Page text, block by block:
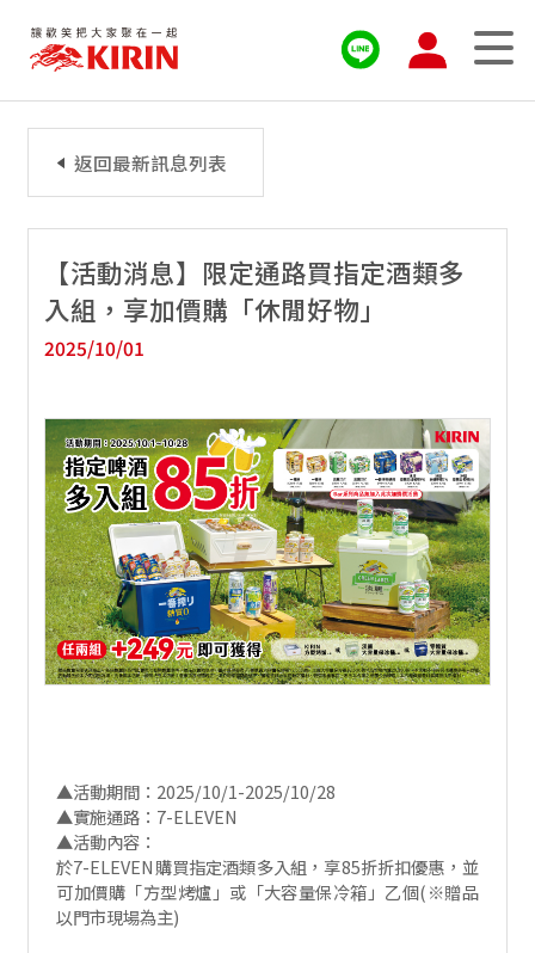
【活動消息】限定通路買指定酒類多
入組，享加價購「休閒好物」
2025/10/01
▲活動期間：2025/10/1-2025/10/28
▲實施通路：7-ELEVEN
▲活動內容：
於7-ELEVEN購買指定酒類多入組，享85折折扣優惠，並
可加價購「方型烤爐」或「大容量保冷箱」乙個(※贈品
以門市現場為主)
返回最新訊息列表